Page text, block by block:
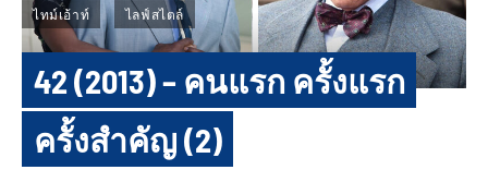
ไทม์เอ้าท์ ไลฟ์สไตล์
42 (2013) – คนแรก ครั้งแรก
ครั้งสำคัญ (2)